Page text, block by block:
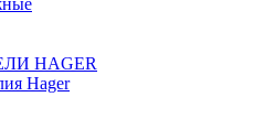
HAGER
Hager